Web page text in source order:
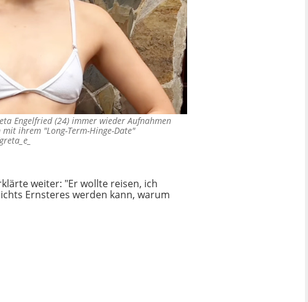
Engelfried (24) immer wieder Aufnahmen
ihrem "Long-Term-Hinge-Date"
weiter: "Er wollte reisen, ich
Ernsteres werden kann, warum